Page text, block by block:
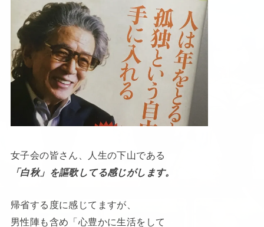
女子会の皆さん、人生の下山である
「白秋」を謳歌してる感じがします。
帰省する度に感じてますが、
男性陣も含め「心豊かに生活をして